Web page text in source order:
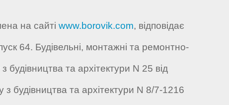
на сайті www.borovik.com, відповідає
64. Будівельні, монтажні та ремонтно-
та архітектури N 25 від
будівництва та архітектури N 8/7-1216